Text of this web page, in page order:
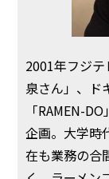
2001年フジ
泉さん」、ド
「RAMEN-
企画。大学時
在も業務の合